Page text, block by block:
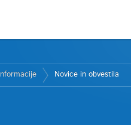
Novice in obvestila